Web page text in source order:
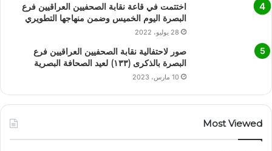
اختتمت في قاعة نقابة الصحفيين العراقيين فرع
البصرة اليوم الخميس وضمن منهاجها التطويري
28 يوليو، 2022
صور لاحتفالية نقابة الصحفيين العراقيين فرع
البصرة بالذكرى (١٣٣) لعيد الصحافة البصرية
10 مارس، 2023
Most Viewed